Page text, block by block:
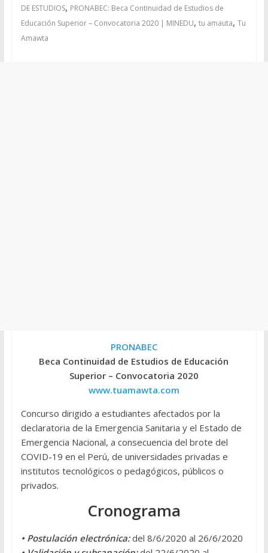
DE ESTUDIOS, PRONABEC: Beca Continuidad de Estudios de
Educación Superior – Convocatoria 2020 | MINEDU, tu amauta, Tu
Amawta
PRONABEC
Beca Continuidad de Estudios de Educación
Superior – Convocatoria 2020
www.tuamawta.com
Concurso dirigido a estudiantes afectados por la
declaratoria de la Emergencia Sanitaria y el Estado de
Emergencia Nacional, a consecuencia del brote del
COVID-19 en el Perú, de universidades privadas e
institutos tecnológicos o pedagógicos, públicos o
privados.
Cronograma
• Postulación electrónica:del 8/6/2020 al 26/6/2020